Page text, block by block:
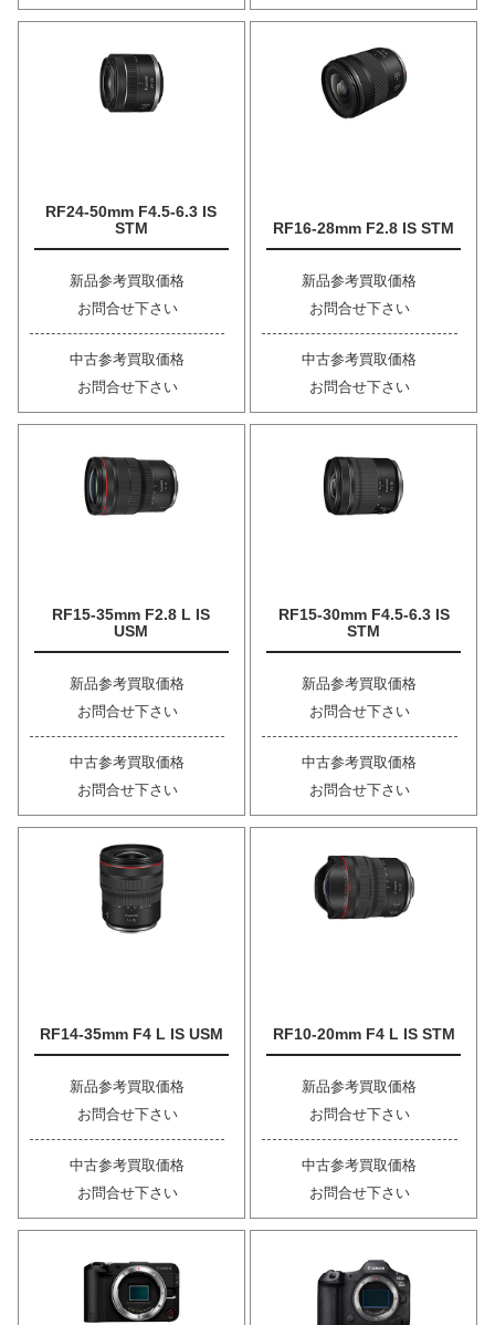
RF24-50mm F4.5-6.3 IS
STM
新品参考買取価格
お問合せ下さい
中古参考買取価格
お問合せ下さい
RF16-28mm F2.8 IS STM
新品参考買取価格
お問合せ下さい
中古参考買取価格
お問合せ下さい
RF15-35mm F2.8 L IS
USM
新品参考買取価格
お問合せ下さい
中古参考買取価格
お問合せ下さい
RF15-30mm F4.5-6.3 IS
STM
新品参考買取価格
お問合せ下さい
中古参考買取価格
お問合せ下さい
RF14-35mm F4 L IS USM
新品参考買取価格
お問合せ下さい
中古参考買取価格
お問合せ下さい
RF10-20mm F4 L IS STM
新品参考買取価格
お問合せ下さい
中古参考買取価格
お問合せ下さい